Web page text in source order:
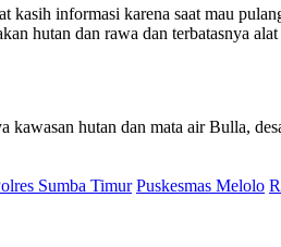
informasi karena saat mau
hutan dan rawa dan terbatasnya
hutan dan mata air Bulla,
Sumba Timur Puskesmas Melolo